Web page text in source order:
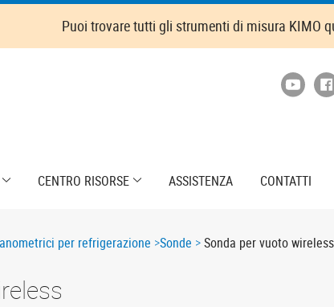
Puoi trovare tutti gli strumenti di misura KIMO
CENTRO RISORSE ASSISTENZA CONTATTI
per refrigerazione Sonde Sonda per vuoto